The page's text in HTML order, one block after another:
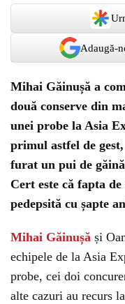
Adaugă-
Mihai Găinușă a
două conserve din
unei probe la Asia
primul astfel de
furat un pui de
Cert este că fapta
pedepsită cu șapte
Mihai Găinușă și
echipele de la Asia
probe, cei doi
alte cazuri au recurs